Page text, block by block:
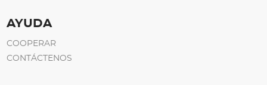
AYUDA
COOPERAR
CONTÁCTENOS